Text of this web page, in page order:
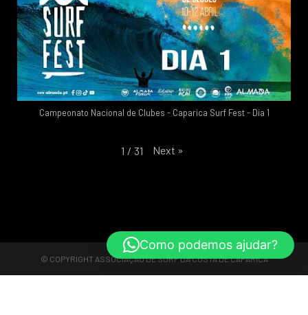
Campeonato Nacional de Clubes - Caparica Surf Fest - Dia 1
1 / 31 Next »
© COPYRIGHT ASSOCIAÇÃO DE SURF DA COSTA DE CAPARICA
Como podemos ajudar?